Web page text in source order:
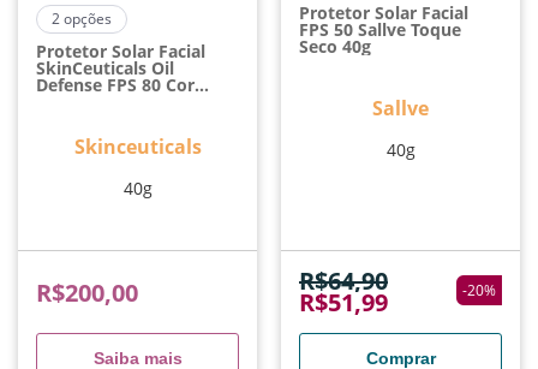
2opções
Protetor Solar Facial
SkinCeuticals Oil
Defense FPS 80 Cor
Skinceuticals
40g
R$200,00
Saiba mais
Protetor Solar Facial
FPS 50 Sallve Toque
Seco 40g
Sallve
40g
R$64,90
R$51,99 -20%
Comprar